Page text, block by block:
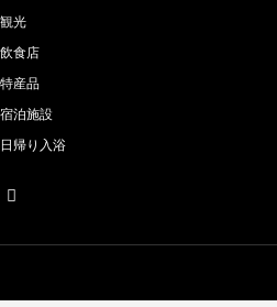
観光
飲食店
特産品
宿泊施設
日帰り入浴